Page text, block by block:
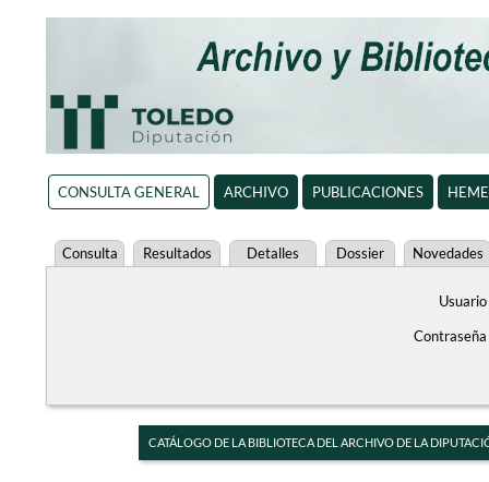
CONSULTA GENERAL ARCHIVO PUBLICACIONES
Consulta Resultados Detalles Dossier Novedades
Usuario
Contraseña
CATÁLOGO DE LA BIBLIOTECA DEL ARCHIVO DE LA